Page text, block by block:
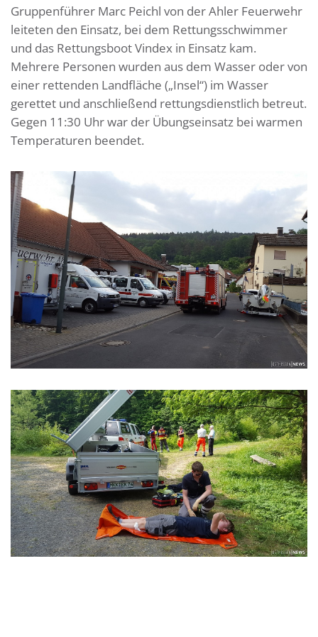
Gruppenführer Marc Peichl von der Ahler Feuerwehr
leiteten den Einsatz, bei dem Rettungsschwimmer
und das Rettungsboot Vindex in Einsatz kam.
Mehrere Personen wurden aus dem Wasser oder von
einer rettenden Landfläche („Insel“) im Wasser
gerettet und anschließend rettungsdienstlich betreut.
Gegen 11:30 Uhr war der Übungseinsatz bei warmen
Temperaturen beendet.